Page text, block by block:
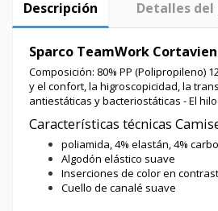
Descripción Detalles
Sparco TeamWork
Composición: 80% PP (Polipropileno)
y el confort, la higroscopicidad, la
antiestáticas y bacteriostáticas - El
Características técnicas
poliamida, 4% elastán, 4%
Algodón elástico suave
Inserciones de color en
Cuello de canalé suave